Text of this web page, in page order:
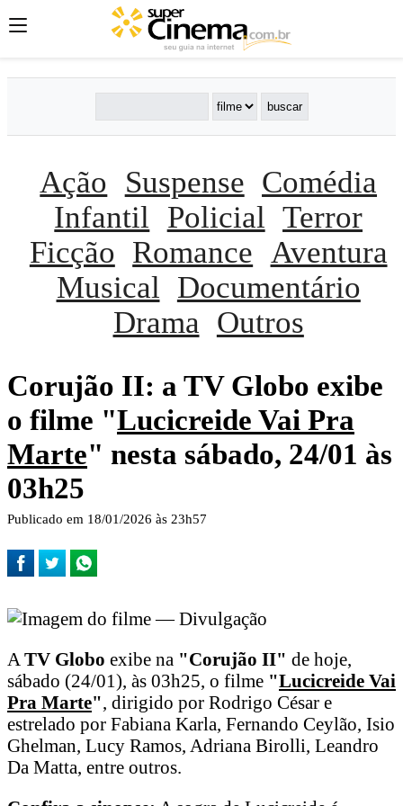
Ação Suspense Comédia
Infantil
Policial Terror
Ficção Romance Aventura
Musical
Documentário
Drama Outros
Corujão II: a TV Globo exibe
o filme "Lucicreide Vai Pra
Marte" nesta sábado, 24/01 às
03h25
Publicado em 18/01/2026 às 23h57
A TV Globo exibe na "Corujão II" de hoje,
sábado (24/01), às 03h25, o filme "Lucicreide Vai
Pra Marte", dirigido por Rodrigo César e
estrelado por Fabiana Karla, Fernando Ceylão, Isio
Ghelman, Lucy Ramos, Adriana Birolli, Leandro
Da Matta, entre outros.